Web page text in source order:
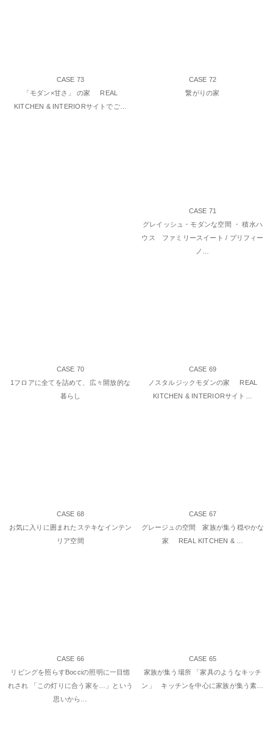
CASE 73
「モダン×甘さ」 の家 REAL
KITCHEN & INTERIORサイトでご…
CASE 72
繋がりの家
CASE 71
グレイッシュ・モダンな空間 ・ 積水ハ
ウス ファミリースイート / プリフィー
ノ…
CASE 70
1フロアに全てを詰めて、広々開放的な
暮らし
CASE 69
ノスタルジックモダンの家 REAL
KITCHEN & INTERIORサイト…
CASE 68
お気に入りに囲まれたステキなインテン
リア空間
CASE 67
グレージュの空間 家族が集う穏やかな
家 REAL KITCHEN & …
CASE 66
リビングを照らすBocciの照明に一目惚
れされ 「この灯りに合う家を…」という
思いから…
CASE 65
家族が集う場所 「家具のようなキッチ
ン」 キッチンを中心に家族が集う素…